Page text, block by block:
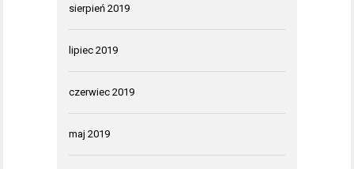
sierpień 2019
lipiec 2019
czerwiec 2019
maj 2019